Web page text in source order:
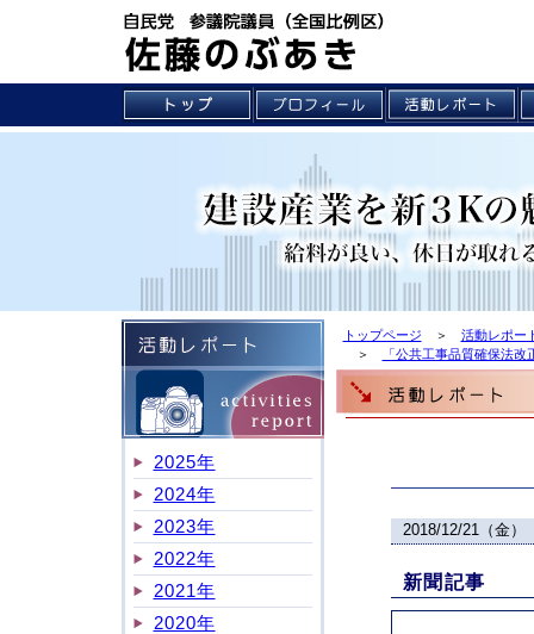
2025年
2024年
2023年
2022年
2021年
2020年
トップページ ＞ 活動レポー
＞
「公共工事品質確保法
2018/12/21（金）
新聞記事